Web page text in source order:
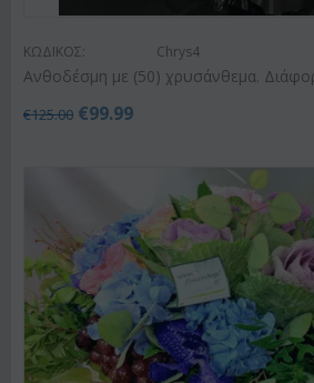
ΚΩΔΙΚΟΣ: Chrys4
Ανθοδέσμη με (50) χρυσάνθεμα.
€125.00 €99.99